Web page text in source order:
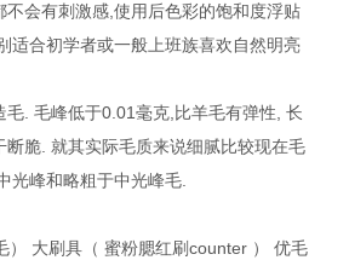
不会有刺激感,使用后色彩的饱和度浮贴
适合初学者或一般上班族喜欢自然明亮
毛. 毛峰低于0.01毫克,比羊毛有弹性, 长
断脆. 就其实际毛质来说细腻比较现在毛
光峰和略粗于中光峰毛.
） 大刷具（ 蜜粉腮红刷counter ） 优毛